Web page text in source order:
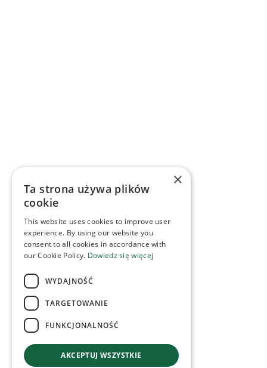
×
Ta strona używa plików
cookie
This website uses cookies to improve user
experience. By using our website you
consent to all cookies in accordance with
our Cookie Policy. Dowiedz się więcej
WYDAJNOŚĆ
TARGETOWANIE
FUNKCJONALNOŚĆ
AKCEPTUJ WSZYSTKIE